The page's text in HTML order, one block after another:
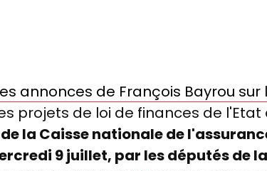
annonces de François Bayrou sur
projets de loi de finances de
la Caisse nationale de
9 juillet, par les députés de